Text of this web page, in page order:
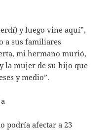
y luego vine aquí”,
a sus familiares
mi hermano murió,
la mujer de su hijo que
y medio”.
podría afectar a 23